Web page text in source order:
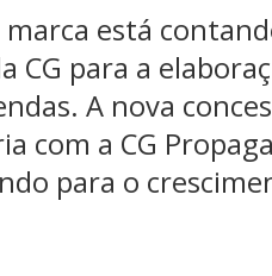
está
CG para a
A nova
com a CG
para o